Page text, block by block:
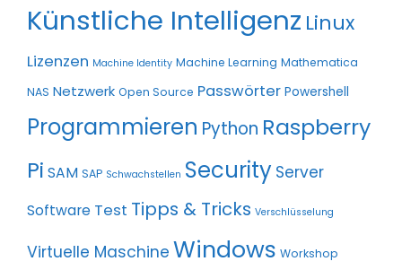
Künstliche Intelligenz Linux
Lizenzen Machine Identity Machine Learning Mathematica
NAS Netzwerk Open Source Passwörter Powershell
Programmieren Python Raspberry
Pi SAM SAP Schwachstellen Security Server
Software Test Tipps & Tricks Verschlüsselung
Virtuelle Maschine Windows Workshop